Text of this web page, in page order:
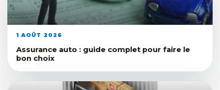
1 AOÛT 2026
Assurance auto : guide complet pour faire le
bon choix